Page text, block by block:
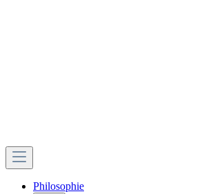
Philosophie